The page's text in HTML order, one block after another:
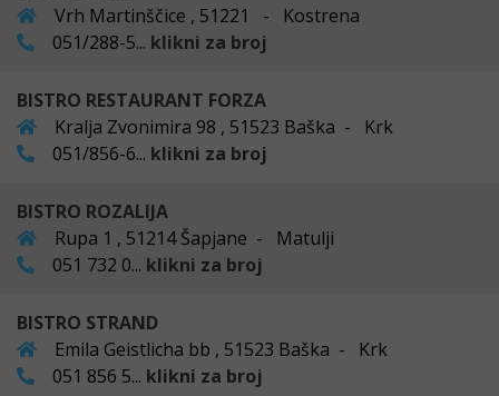
Vrh Martinščice , 51221 - Kostrena
051/288-5... klikni za broj
BISTRO RESTAURANT FORZA
Kralja Zvonimira 98 , 51523 Baška - Krk
051/856-6... klikni za broj
BISTRO ROZALIJA
Rupa 1 , 51214 Šapjane - Matulji
051 732 0... klikni za broj
BISTRO STRAND
Emila Geistlicha bb , 51523 Baška - Krk
051 856 5... klikni za broj